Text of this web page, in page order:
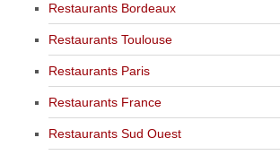
Restaurants Bordeaux
Restaurants Toulouse
Restaurants Paris
Restaurants France
Restaurants Sud Ouest